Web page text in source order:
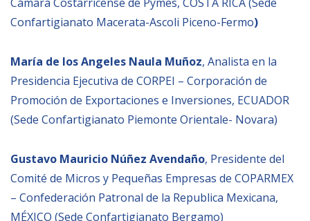
Confartigianato Macerata-Ascoli Piceno-Fermo)
María de los Angeles Naula Muñoz, Analista en la
Presidencia Ejecutiva de CORPEI – Corporación de
Promoción de Exportaciones e Inversiones, ECUADOR
(Sede Confartigianato Piemonte Orientale- Novara)
Gustavo Mauricio Núñez Avendaño, Presidente del
Comité de Micros y Pequeñas Empresas de COPARMEX
– Confederación Patronal de la Republica Mexicana,
MÉXICO (Sede Confartigianato Bergamo)